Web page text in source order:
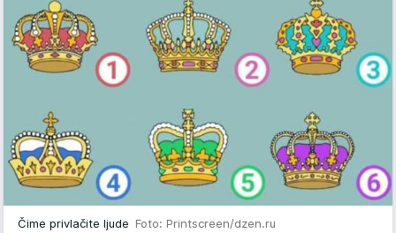
Čime privlačite ljude Foto: Printscreen/dzen.ru